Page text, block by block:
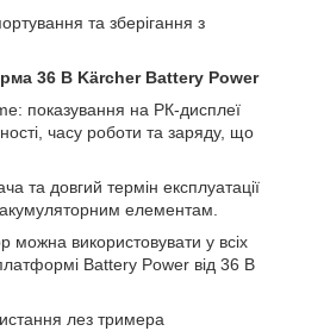
та зберігання з
36 В Kärcher Battery Power
показування на РК-дисплеї
часу роботи та заряду, що
та довгий термін експлуатації
акумуляторним елементам.
можна використовувати у всіх
Battery Power від 36 В
лез тримера